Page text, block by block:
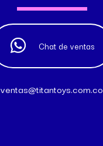
Chat de ventas
ventas@titantoys.com.co